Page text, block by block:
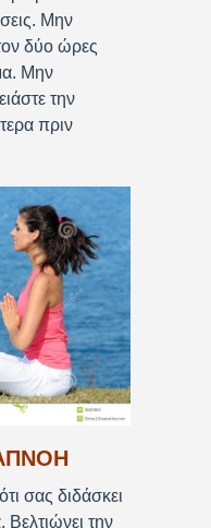
Μην
δύο ώρες
Μην
την
πριν
σας διδάσκει
την